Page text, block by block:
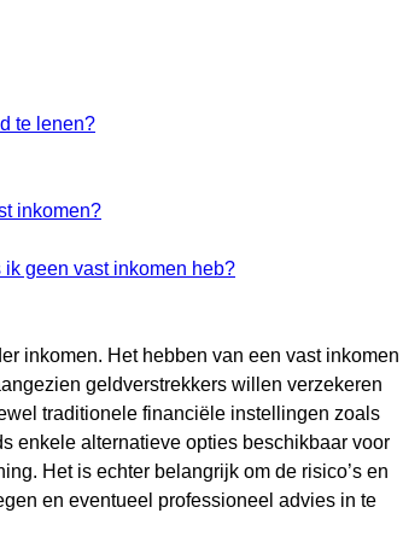
te lenen?
inkomen?
geen vast inkomen heb?
inkomen. Het hebben van een vast inkomen
geldverstrekkers willen verzekeren
traditionele financiële instellingen zoals
enkele alternatieve opties beschikbaar voor
Het is echter belangrijk om de risico’s en
en eventueel professioneel advies in te